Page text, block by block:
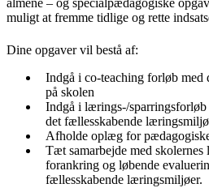
almene – og specialpædagogiske
muligt at fremme tidlige og rette
Dine opgaver vil bestå af:
Indgå i co-teaching forløb med
på skolen
Indgå i lærings-/
det fællesskabende læringsmiljø
Afholde oplæg for
Tæt samarbejde med skolernes
forankring og løbende
fællesskabende læringsmiljøer.